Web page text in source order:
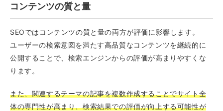
コンテンツの質と量
SEOではコンテンツの質と量の両方が評価に影響します。
ユーザーの検索意図を満たす高品質なコンテンツを継続的に
公開することで、検索エンジンからの評価が高まりやすくな
ります。
また、関連するテーマの記事を複数作成することでサイト全
体の専門性が高まり、検索結果での評価が向上する可能性が